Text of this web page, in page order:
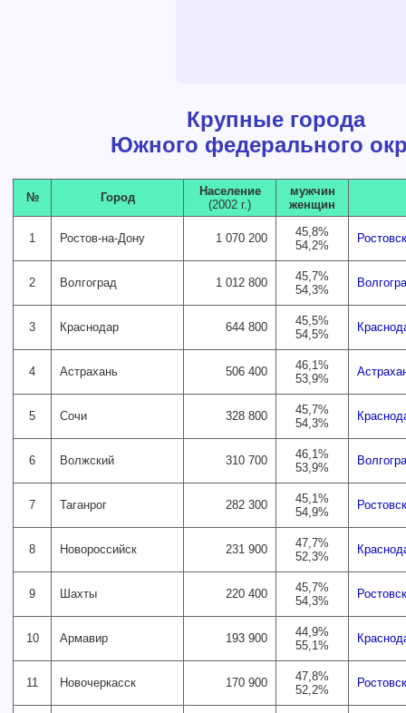
Крупные города
Южного федерального
№ Город
Население
(2002 г.)
мужчин
женщин
1 Ростов-на-Дону 1 070 200
45,8%
54,2%
2 Волгоград 1 012 800
45,7%
54,3%
3 Краснодар 644 800
45,5%
54,5%
4 Астрахань 506 400
46,1%
53,9%
5 Сочи 328 800
45,7%
54,3%
6 Волжский 310 700
46,1%
53,9%
7 Таганрог 282 300
45,1%
54,9%
8 Новороссийск 231 900
47,7%
52,3%
9 Шахты 220 400
45,7%
54,3%
10 Армавир 193 900
44,9%
55,1%
11 Новочеркасск 170 900
47,8%
52,2%